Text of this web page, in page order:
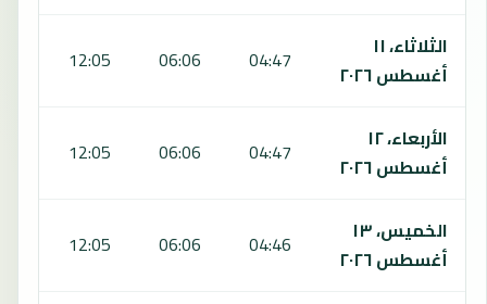
الثلاثاء، ١١
أغسطس ٢٠٢٦
04:47
06:06
12:05
الأربعاء، ١٢
أغسطس ٢٠٢٦
04:47
06:06
12:05
الخميس، ١٣
أغسطس ٢٠٢٦
04:46
06:06
12:05